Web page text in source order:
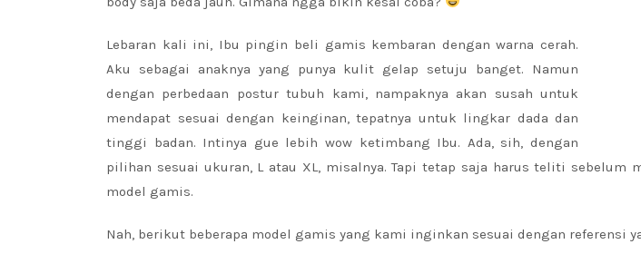
Lebaran kali ini, Ibu pingin beli gamis kembaran dengan warna cerah.
Aku sebagai anaknya yang punya kulit gelap setuju banget. Namun
dengan perbedaan postur tubuh kami, nampaknya akan susah untuk
mendapat sesuai dengan keinginan, tepatnya untuk lingkar dada dan
tinggi badan. Intinya gue lebih wow ketimbang Ibu. Ada, sih, dengan
pilihan sesuai ukuran, L atau XL, misalnya. Tapi tetap saja harus teliti sebelum
model gamis.
Nah, berikut beberapa model gamis yang kami inginkan sesuai dengan referensi